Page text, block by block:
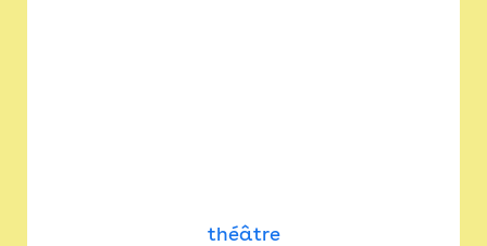
théâtre